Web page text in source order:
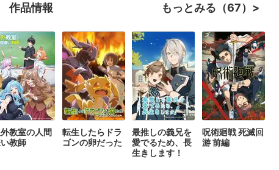
化されて以降、これまで4
ニメや劇場版アニメも制作
V 豊穣の女神篇』では、迷
神祭”を舞台に、酒場の
紙をきっかけに始まる、ベ
作品情報 もっとみる（67）
外教室の人間
教師
転生したらドラ
ゴンの卵だった
最推しの義兄を
愛でるため、長
生きします！
呪術廻戦 死滅回
游 前編